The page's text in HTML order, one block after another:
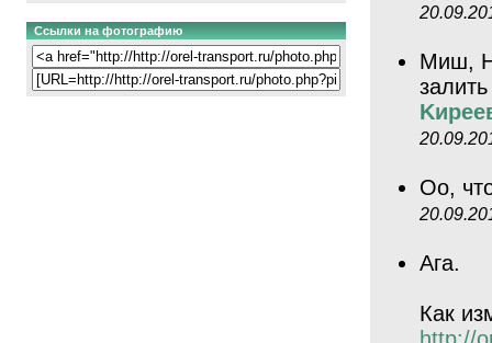
Ссылки на фотографию
Миш,
Оо,
Ага.
Как